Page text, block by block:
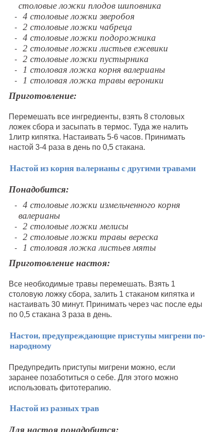
столовые ложки плодов шиповника
4 столовые ложки зверобоя
2 столовые ложки чабреца
4 столовые ложки подорожника
2 столовые ложки листьев ежевики
2 столовые ложки пустырника
1 столовая ложка корня валерианы
1 столовая ложка травы вероники
Приготовление:
Перемешать все ингредиенты, взять 8 столовых
ложек сбора и засыпать в термос. Туда же налить
1литр кипятка. Настаивать 5-6 часов. Принимать
настой 3-4 раза в день по 0,5 стакана.
Настой из корня валерианы с другими травами
Понадобится:
4 столовые ложки измельченного корня
валерианы
2 столовые ложки мелисы
2 столовые ложки травы вереска
1 столовая ложка листьев мяты
Приготовление настоя:
Все необходимые травы перемешать. Взять 1
столовую ложку сбора, залить 1 стаканом кипятка и
настаивать 30 минут. Принимать через час после еды
по 0,5 стакана 3 раза в день.
Настои, предупреждающие приступы мигрени по-
народному
Предупредить приступы мигрени можно, если
заранее позаботиться о себе. Для этого можно
использовать фитотерапию.
Настой из разных трав
Для настоя понадобится: